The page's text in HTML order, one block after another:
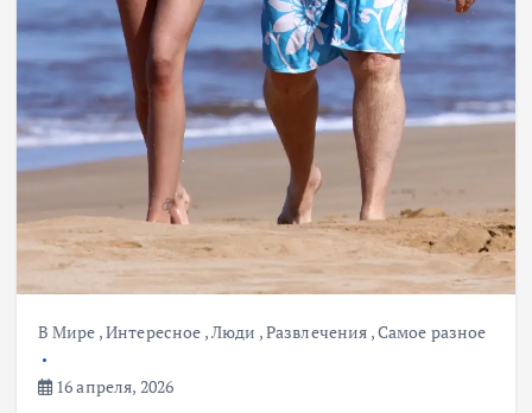
В Мире ,Интересное ,Люди ,Развлечения ,Самое разное
16 апреля, 2026